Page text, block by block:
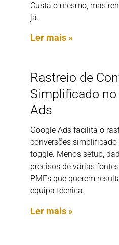
Custa o mesmo, mas
já.
Ler mais »
Rastreio de
Simplificado no
Ads
Google Ads facilita o
conversões
toggle. Menos setup,
precisos de várias
PMEs que querem
equipa técnica.
Ler mais »